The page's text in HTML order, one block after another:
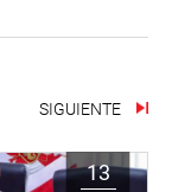
SIGUIENTE
13